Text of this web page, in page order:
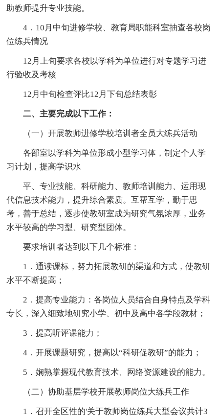
助教师提升专业技能。
4．10月中旬进修学校、教育局职能科室抽查各校岗
位练兵情况
12月上旬要求各校以学科为单位进行对专题学习进
行验收及考核
12月中旬检查评比12月下旬总结表彰
二、主要完成以下工作：
（一）开展教师进修学校培训者全员大练兵活动
各部室以学科为单位形成小型学习体，制定个人学
习计划，提高学识水
平、专业技能、科研能力、教师培训能力、运用现
代信息技术能力，提升综合素质。互帮互学，勤于思
考，善于总结，逐步使教研室成为研究气氛浓厚，业务
水平较高的学习型、研究型团体。
要求培训者达到以下几个标准：
1．通读课标，努力拓展教研的渠道和方式，使教研
水平不断提高；
2．提高专业能力：各岗位人员结合自身特点及学科
专长，深入细致地研究小学、初中及高中各学段教材；
3．提高听评课能力；
4．开展课题研究，提高以“科研促教研”的能力；
5．娴熟掌握现代教育技术、网络资源建设的能力。
（二）协助基层学校开展教师岗位大练兵工作
1．召开全区性的'关于教师岗位练兵大型会议共计3